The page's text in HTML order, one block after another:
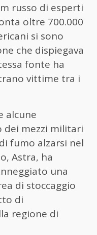
russo di esperti
oltre 700.000
si sono
che dispiegava
fonte ha
vittime tra i
alcune
dei mezzi militari
fumo alzarsi nel
Astra, ha
una
di stoccaggio
di
regione di